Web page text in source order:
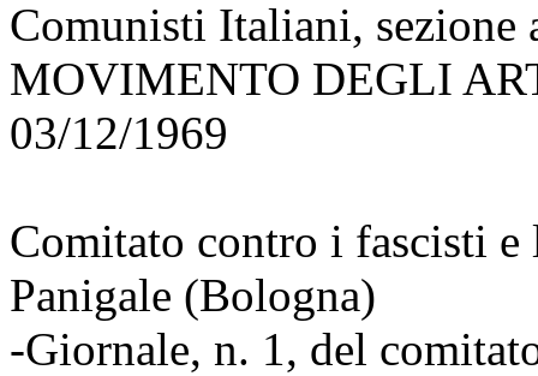
Comunisti Italiani,
MOVIMENTO DEGLI
03/12/1969
Comitato contro i fascisti
Panigale (Bologna)
-Giornale, n. 1, del